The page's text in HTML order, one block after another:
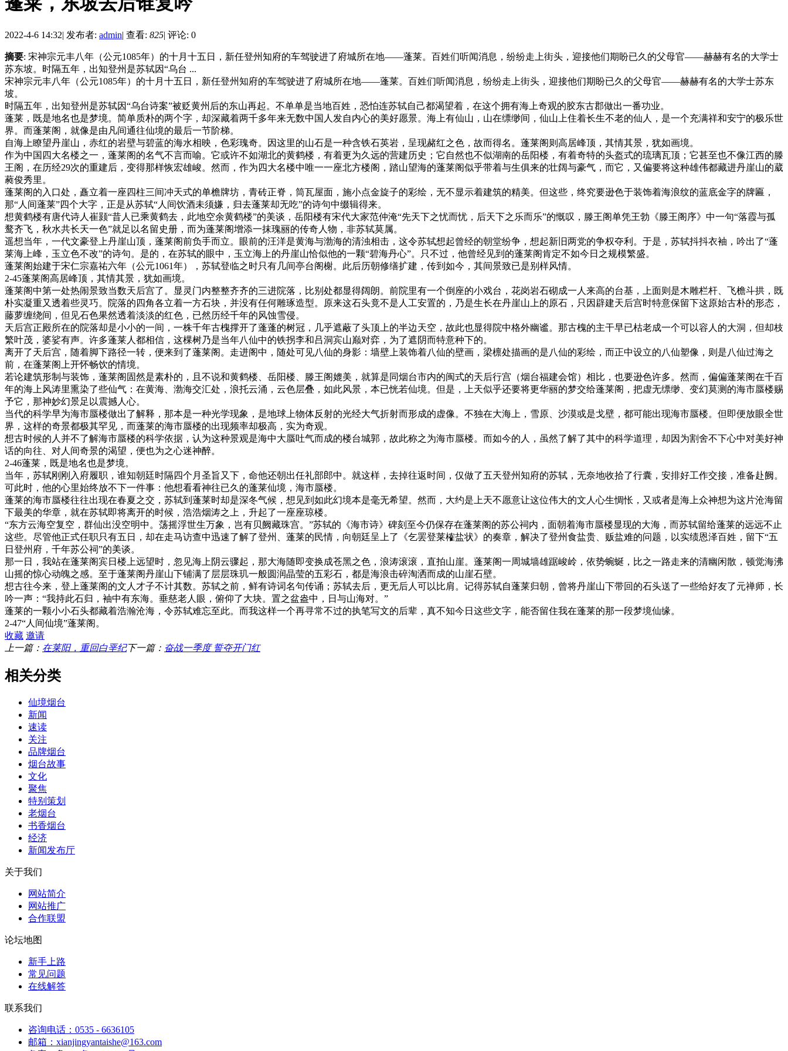
2022-4-6 14:32| 发布者: admin| 查看: 825| 评论: 0
摘要: 宋神宗元丰八年（公元1085年）的十月十五日，新任登州知府的车驾驶进了府城所在地——蓬莱。百姓们听闻消息，纷纷走上街头，迎接他们期盼已久的父母官——赫赫有名的大学士
苏东坡。时隔五年，出知登州是苏轼因“乌台 ...
宋神宗元丰八年（公元1085年）的十月十五日，新任登州知府的车驾驶进了府城所在地——蓬莱。百姓们听闻消息，纷纷走上街头，迎接他们期盼已久的父母官——赫赫有名的大学士苏东
坡。
时隔五年，出知登州是苏轼因“乌台诗案”被贬黄州后的东山再起。不单单是当地百姓，恐怕连苏轼自己都渴望着，在这个拥有海上奇观的胶东古郡做出一番功业。
蓬莱，既是地名也是梦境。简单质朴的两个字，却深藏着两千多年来无数中国人发自内心的美好愿景。海上有仙山，山在缥缈间，仙山上住着长生不老的仙人，是一个充满祥和安宁的极乐世
界。而蓬莱阁，就像是由凡间通往仙境的最后一节阶梯。
自海上瞭望丹崖山，赤红的岩壁与碧蓝的海水相映，色彩瑰奇。因这里的山石是一种含铁石英岩，呈现赭红之色，故而得名。蓬莱阁则高居峰顶，其情其景，犹如画境。
作为中国四大名楼之一，蓬莱阁的名气不言而喻。它或许不如湖北的黄鹤楼，有着更为久远的营建历史；它自然也不似湖南的岳阳楼，有着奇特的头盔式的琉璃瓦顶；它甚至也不像江西的滕
王阁，在历经29次的重建后，变得那样恢宏雄峻。然而，作为四大名楼中唯一一座北方楼阁，踏山望海的蓬莱阁似乎带着与生俱来的壮阔与豪气，而它，又偏要将这种雄伟都藏进丹崖山的葳
蕤俊秀里。
蓬莱阁的入口处，矗立着一座四柱三间冲天式的单檐牌坊，青砖正脊，筒瓦屋面，施小点金旋子的彩绘，无不显示着建筑的精美。但这些，终究要逊色于装饰着海浪纹的蓝底金字的牌匾，
那“人间蓬莱”四个大字，正是从苏轼“人间饮酒未须嫌，归去蓬莱却无吃”的诗句中缀辑得来。
想黄鹤楼有唐代诗人崔颢“昔人已乘黄鹤去，此地空余黄鹤楼”的美谈，岳阳楼有宋代大家范仲淹“先天下之忧而忧，后天下之乐而乐”的慨叹，滕王阁单凭王勃《滕王阁序》中一句“落霞与孤
鹜齐飞，秋水共长天一色”就足以名留史册，而为蓬莱阁增添一抹瑰丽的传奇人物，非苏轼莫属。
遥想当年，一代文豪登上丹崖山顶，蓬莱阁前负手而立。眼前的汪洋是黄海与渤海的清浊相击，这令苏轼想起曾经的朝堂纷争，想起新旧两党的争权夺利。于是，苏轼抖抖衣袖，吟出了“蓬
莱海上峰，玉立色不改”的诗句。是的，在苏轼的眼中，玉立海上的丹崖山恰似他的一颗“碧海丹心”。只不过，他曾经见到的蓬莱阁肯定不如今日之规模繁盛。
蓬莱阁始建于宋仁宗嘉祐六年（公元1061年），苏轼登临之时只有几间亭台阁榭。此后历朝修缮扩建，传到如今，其间景致已是别样风情。
2-45蓬莱阁高居峰顶，其情其景，犹如画境。
蓬莱阁中第一处热闹景致当数天后宫了。显灵门内整整齐齐的三进院落，比别处都显得阔朗。前院里有一个倒座的小戏台，花岗岩石砌成一人来高的台基，上面则是木雕栏杆、飞檐斗拱，既
朴实凝重又透着些灵巧。院落的四角各立着一方石块，并没有任何雕琢造型。原来这石头竟不是人工安置的，乃是生长在丹崖山上的原石，只因辟建天后宫时特意保留下这原始古朴的形态，
藤萝缠绕间，但见石色果然透着淡淡的红色，已然历经千年的风蚀雪侵。
天后宫正殿所在的院落却是小小的一间，一株千年古槐撑开了蓬蓬的树冠，几乎遮蔽了头顶上的半边天空，故此也显得院中格外幽谧。那古槐的主干早已枯老成一个可以容人的大洞，但却枝
繁叶茂，婆娑有声。许多蓬莱人都相信，这棵树乃是当年八仙中的铁拐李和吕洞宾山巅对弈，为了遮阴而特意种下的。
离开了天后宫，随着脚下路径一转，便来到了蓬莱阁。走进阁中，随处可见八仙的身影：墙壁上装饰着八仙的壁画，梁檩处描画的是八仙的彩绘，而正中设立的八仙塑像，则是八仙过海之
前，在蓬莱阁上开怀畅饮的情境。
若论建筑形制与装饰，蓬莱阁固然是素朴的，且不说和黄鹤楼、岳阳楼、滕王阁媲美，就算是同烟台市内的闽式的天后行宫（烟台福建会馆）相比，也要逊色许多。然而，偏偏蓬莱阁在千百
年的海上风涛里熏染了些仙气：在黄海、渤海交汇处，浪托云涌，云色层叠，如此风景，本已恍若仙境。但是，上天似乎还要将更华丽的梦交给蓬莱阁，把虚无缥缈、变幻莫测的海市蜃楼赐
予它，那神妙幻景足以震撼人心。
当代的科学早为海市蜃楼做出了解释，那本是一种光学现象，是地球上物体反射的光经大气折射而形成的虚像。不独在大海上，雪原、沙漠或是戈壁，都可能出现海市蜃楼。但即便放眼全世
界，这样的奇景都极其罕见，而蓬莱的海市蜃楼的出现频率却极高，实为奇观。
想古时候的人并不了解海市蜃楼的科学依据，认为这种景观是海中大蜃吐气而成的楼台城郭，故此称之为海市蜃楼。而如今的人，虽然了解了其中的科学道理，却因为割舍不下心中对美好神
话的向往、对人间奇景的渴望，便也为之心迷神醉。
2-46蓬莱，既是地名也是梦境。
当年，苏轼刚刚入府履职，谁知朝廷时隔四个月圣旨又下，命他还朝出任礼部郎中。就这样，去掉往返时间，仅做了五天登州知府的苏轼，无奈地收拾了行囊，安排好工作交接，准备赴阙。
可此时，他的心里始终放不下一件事：他想看看神往已久的蓬莱仙境，海市蜃楼。
蓬莱的海市蜃楼往往出现在春夏之交，苏轼到蓬莱时却是深冬气候，想见到如此幻境本是毫无希望。然而，大约是上天不愿意让这位伟大的文人心生惆怅，又或者是海上众神想为这片沧海留
下最美的华章，就在苏轼即将离开的时候，浩浩烟涛之上，升起了一座座琼楼。
“东方云海空复空，群仙出没空明中。荡摇浮世生万象，岂有贝阙藏珠宫。”苏轼的《海市诗》碑刻至今仍保存在蓬莱阁的苏公祠内，面朝着海市蜃楼显现的大海，而苏轼留给蓬莱的远远不止
这些。尽管他正式任职只有五日，却在走马访查中迅速了解了登州、蓬莱的民情，向朝廷呈上了《乞罢登莱榷盐状》的奏章，解决了登州食盐贵、贩盐难的问题，以实绩恩泽百姓，留下“五
日登州府，千年苏公祠”的美谈。
那一日，我站在蓬莱阁宾日楼上远望时，忽见海上阴云骤起，那大海随即变换成苍黑之色，浪涛滚滚，直拍山崖。蓬莱阁一周城墙雄踞峻岭，依势蜿蜒，比之一路走来的清幽闲散，顿觉海沸
山摇的惊心动魄之感。至于蓬莱阁丹崖山下铺满了层层珠玑一般圆润晶莹的五彩石，都是海浪击碎淘洒而成的山崖石壁。
想古往今来，登上蓬莱阁的文人才子不计其数。苏轼之前，鲜有诗词名句传诵；苏轼去后，更无后人可以比肩。记得苏轼自蓬莱归朝，曾将丹崖山下带回的石头送了一些给好友了元禅师，长
吟一声：“我持此石归，袖中有东海。垂慈老人眼，俯仰了大块。置之盆盎中，日与山海对。”
蓬莱的一颗小小石头都藏着浩瀚沧海，令苏轼难忘至此。而我这样一个再寻常不过的执笔写文的后辈，真不知今日这些文字，能否留住我在蓬莱的那一段梦境仙缘。
2-47“人间仙境”蓬莱阁。
收藏 邀请
上一篇： 在莱阳，重回白垩纪下一篇： 奋战一季度 誓夺开门红
相关分类
仙境烟台
新闻
速读
关注
品牌烟台
烟台故事
文化
聚焦
特别策划
老烟台
书香烟台
经济
新闻发布厅
关于我们
网站简介
网站推广
合作联盟
论坛地图
新手上路
常见问题
在线解答
联系我们
咨询电话：0535 - 6636105
邮箱：xianjingyantaishe@163.com